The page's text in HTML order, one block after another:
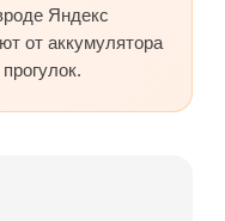
Яндекс
от аккумулятора